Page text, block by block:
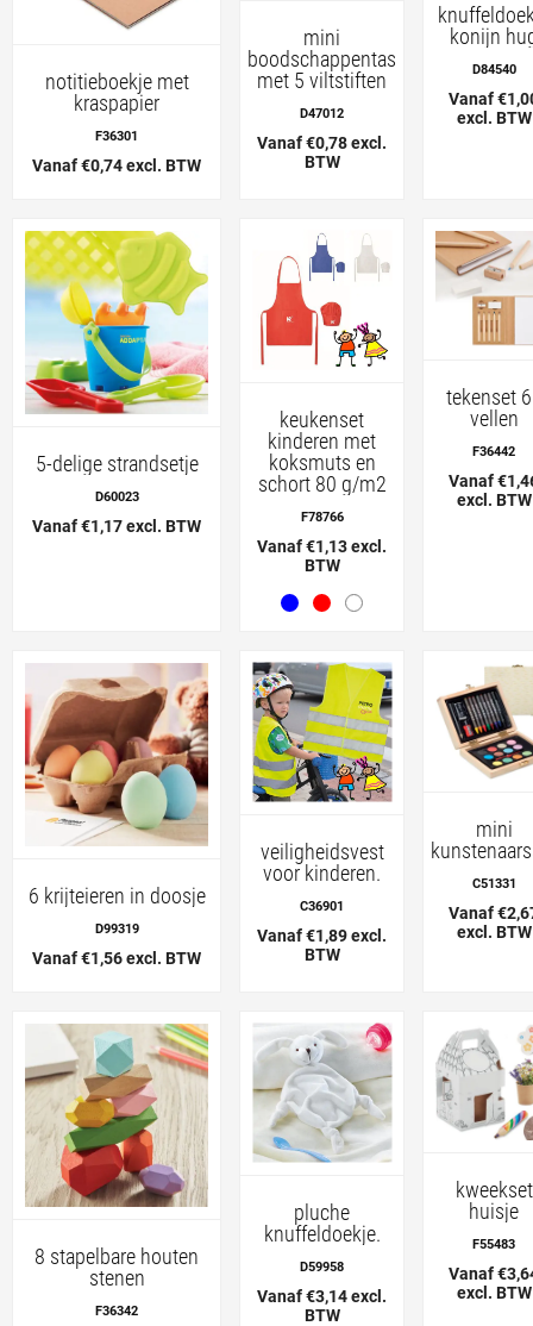
notitieboekje met
kraspapier
F36301
Vanaf €0,74 excl. BTW
mini
boodschappentas
met 5 viltstiften
D47012
Vanaf €0,78 excl.
BTW
konijn
D84540
Vanaf
excl. BTW
5-delige strandsetje
D60023
Vanaf €1,17 excl. BTW
keukenset
kinderen met
koksmuts en
schort 80 g/m2
F78766
Vanaf €1,13 excl.
BTW
tekenset
vellen
F36442
Vanaf
excl. BTW
6 krijteieren in doosje
D99319
Vanaf €1,56 excl. BTW
veiligheidsvest
voor kinderen.
C36901
Vanaf €1,89 excl.
BTW
mini
C51331
Vanaf
excl. BTW
8 stapelbare houten
stenen
F36342
pluche
knuffeldoekje.
D59958
Vanaf €3,14 excl.
BTW
kweekset
huisje
F55483
Vanaf
excl. BTW